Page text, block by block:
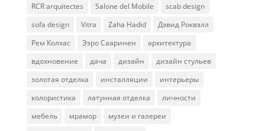
RCR arquitectes
Salone del Mobile
scab design
sofa design
Vitra Zaha Hadid
Дэвид Роквэлл
Рем Колхас
Ээро Сааринен
архитектура
вдохновение
дача дизайн
дизайн стульев
золотая отделка
инсталляции
интерьеры
колористика
латунная отделка
личности
мебель
мрамор
музеи и галереи